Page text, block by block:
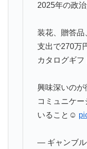
2025年の政
装花、贈答品
支出で270万
カタログギフ
興味深いのが
コミュニケ
いること☺️
— ギャンブル